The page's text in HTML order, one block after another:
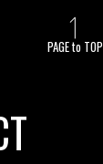
PAGE to TOP